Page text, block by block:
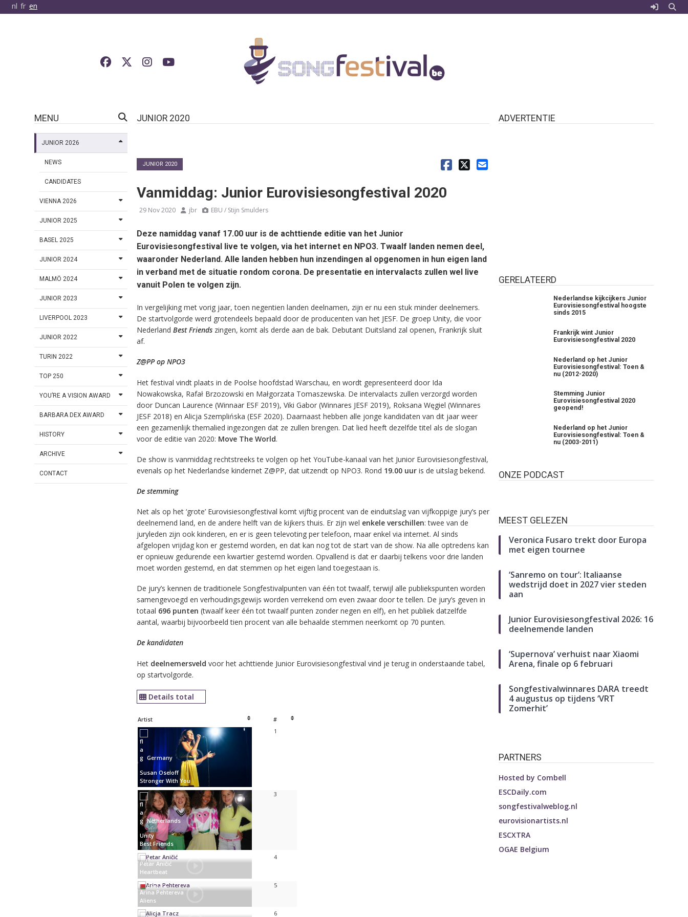
nl fr en
MENU
JUNIOR 2026
NEWS
CANDIDATES
VIENNA 2026
JUNIOR 2025
BASEL 2025
JUNIOR 2024
MALMÖ 2024
JUNIOR 2023
LIVERPOOL 2023
JUNIOR 2022
TURIN 2022
TOP 250
YOU’RE A VISION AWARD
BARBARA DEX AWARD
HISTORY
ARCHIVE
CONTACT
JUNIOR 2020
JUNIOR 2020
Vanmiddag: Junior Eurovisiesongfestival 2020
29 Nov 2020 jbr EBU / Stijn Smulders
Deze namiddag vanaf 17.00 uur is de achttiende editie van het Junior
Eurovisiesongfestival live te volgen, via het internet en NPO3. Twaalf landen nemen deel,
waaronder Nederland. Alle landen hebben hun inzendingen al opgenomen in hun eigen land
in verband met de situatie rondom corona. De presentatie en intervalacts zullen wel live
vanuit Polen te volgen zijn.
In vergelijking met vorig jaar, toen negentien landen deelnamen, zijn er nu een stuk minder deelnemers.
De startvolgorde werd grotendeels bepaald door de producenten van het JESF. De groep Unity, die voor
Nederland Best Friends zingen, komt als derde aan de bak. Debutant Duitsland zal openen, Frankrijk sluit
af.
Z@PP op NPO3
Het festival vindt plaats in de Poolse hoofdstad Warschau, en wordt gepresenteerd door Ida
Nowakowska, Rafał Brzozowski en Małgorzata Tomaszewska. De intervalacts zullen verzorgd worden
door Duncan Laurence (Winnaar ESF 2019), Viki Gabor (Winnares JESF 2019), Roksana Węgiel (Winnares
JESF 2018) en Alicja Szemplińska (ESF 2020). Daarnaast hebben alle jonge kandidaten van dit jaar weer
een gezamenlijk themalied ingezongen dat ze zullen brengen. Dat lied heeft dezelfde titel als de slogan
voor de editie van 2020: Move The World.
De show is vanmiddag rechtstreeks te volgen op het YouTube-kanaal van het Junior Eurovisiesongfestival,
evenals op het Nederlandse kindernet Z@PP, dat uitzendt op NPO3. Rond 19.00 uuris de uitslag bekend.
De stemming
Net als op het ‘grote’ Eurovisiesongfestival komt vijftig procent van de einduitslag van vijfkoppige jury’s per
deelnemend land, en de andere helft van de kijkers thuis. Er zijn wel enkele verschillen: twee van de
juryleden zijn ook kinderen, en er is geen televoting per telefoon, maar enkel via internet. Al sinds
afgelopen vrijdag kon er gestemd worden, en dat kan nog tot de start van de show. Na alle optredens kan
er opnieuw gedurende een kwartier gestemd worden. Opvallend is dat er daarbij telkens voor drie landen
moet worden gestemd, en dat stemmen op het eigen land toegestaan is.
De jury’s kennen de traditionele Songfestivalpunten van één tot twaalf, terwijl alle publiekspunten worden
samengevoegd en verhoudingsgewijs worden verrekend om even zwaar door te tellen. De jury’s geven in
totaal 696 punten (twaalf keer één tot twaalf punten zonder negen en elf), en het publiek datzelfde
aantal, waarbij bijvoorbeeld tien procent van alle behaalde stemmen neerkomt op 70 punten.
De kandidaten
Het deelnemersveld voor het achttiende Junior Eurovisiesongfestival vind je terug in onderstaande tabel,
op startvolgorde.
Details total
Artist #
Germany
Susan Oseloff
Stronger With You
1
Netherlands
Unity
Best Friends
3
Serbia
Petar Aničić
Heartbeat
4
Belarus
Arina Pehtereva
Aliens
5
6
ADVERTENTIE
GERELATEERD
Nederlandse kijkcijkers Junior
Eurovisiesongfestival hoogste
sinds 2015
Frankrijk wint Junior
Eurovisiesongfestival 2020
Nederland op het Junior
Eurovisiesongfestival: Toen &
nu (2012-2020)
Stemming Junior
Eurovisiesongfestival 2020
geopend!
Nederland op het Junior
Eurovisiesongfestival: Toen &
nu (2003-2011)
ONZE PODCAST
MEEST GELEZEN
Veronica Fusaro trekt door Europa
met eigen tournee
‘Sanremo on tour’: Italiaanse
wedstrijd doet in 2027 vier steden
aan
Junior Eurovisiesongfestival 2026: 16
deelnemende landen
‘Supernova’ verhuist naar Xiaomi
Arena, finale op 6 februari
Songfestivalwinnares DARA treedt
4 augustus op tijdens ‘VRT
Zomerhit’
PARTNERS
Hosted by Combell
ESCDaily.com
songfestivalweblog.nl
eurovisionartists.nl
ESCXTRA
OGAE Belgium